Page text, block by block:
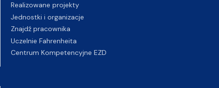
Realizowane projekty
Jednostki i organizacje
Znajdź pracownika
Uczelnie Fahrenheita
Centrum Kompetencyjne EZD